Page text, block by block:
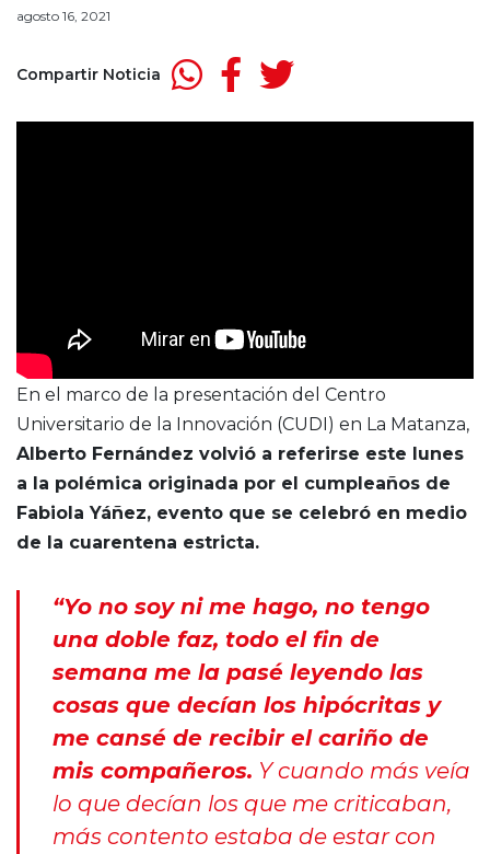
agosto 16, 2021
Compartir Noticia
En el marco de la presentación del Centro
Universitario de la Innovación (CUDI) en La Matanza,
Alberto Fernández volvió a referirse este lunes
a la polémica originada por el cumpleaños de
Fabiola Yáñez, evento que se celebró en medio
de la cuarentena estricta.
“Yo no soy ni me hago, no tengo
una doble faz, todo el fin de
semana me la pasé leyendo las
cosas que decían los hipócritas y
me cansé de recibir el cariño de
mis compañeros. Y cuando más veía
lo que decían los que me criticaban,
más contento estaba de estar con